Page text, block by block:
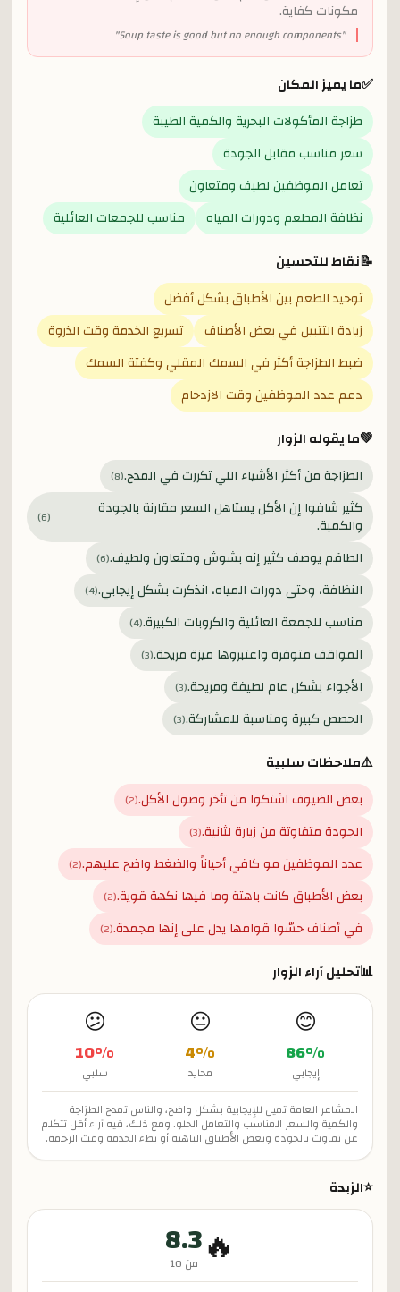
مكونات كفاية.
"
Soup taste is good but no enough components
"
✅ما يميز المكان
طزاجة المأكولات البحرية والكمية الطيبة
سعر مناسب مقابل الجودة
تعامل الموظفين لطيف ومتعاون
نظافة المطعم ودورات المياه
مناسب للجمعات العائلية
📝نقاط للتحسين
توحيد الطعم بين الأطباق بشكل أفضل
زيادة التتبيل في بعض الأصناف
تسريع الخدمة وقت الذروة
ضبط الطزاجة أكثر في السمك المقلي وكفتة السمك
دعم عدد الموظفين وقت الازدحام
💚ما يقوله الزوار
الطزاجة من أكثر الأشياء اللي تكررت في المدح.(
8
)
كثير شافوا إن الأكل يستاهل السعر مقارنة بالجودة
والكمية. (
6
)
الطاقم يوصف كثير إنه بشوش ومتعاون ولطيف.(
6
)
النظافة، وحتى دورات المياه، انذكرت بشكل إيجابي.(
4
)
مناسب للجمعة العائلية والكروبات الكبيرة.(
4
)
المواقف متوفرة واعتبروها ميزة مريحة.(
3
)
الأجواء بشكل عام لطيفة ومريحة.(
3
)
الحصص كبيرة ومناسبة للمشاركة.(
3
)
⚠️ملاحظات سلبية
بعض الضيوف اشتكوا من تأخر وصول الأكل.(
2
)
الجودة متفاوتة من زيارة لثانية.(
3
)
عدد الموظفين مو كافي أحياناً والضغط واضح عليهم.(
2
)
بعض الأطباق كانت باهتة وما فيها نكهة قوية.(
2
)
في أصناف حسّوا قوامها يدل على إنها مجمدة.(
2
)
📊تحليل آراء الزوار
😊
86%
إيجابي
😐
4%
محايد
😕
10%
سلبي
المشاعر العامة تميل للإيجابية بشكل واضح، والناس تمدح الطزاجة
والكمية والسعر المناسب والتعامل الحلو. ومع ذلك، فيه آراء أقل تتكلم
عن تفاوت بالجودة وبعض الأطباق الباهتة أو بطء الخدمة وقت الزحمة.
⭐الزبدة
🔥
8.3
من 10